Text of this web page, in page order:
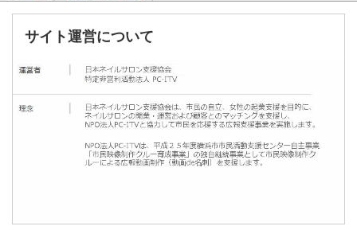
サイト運営について